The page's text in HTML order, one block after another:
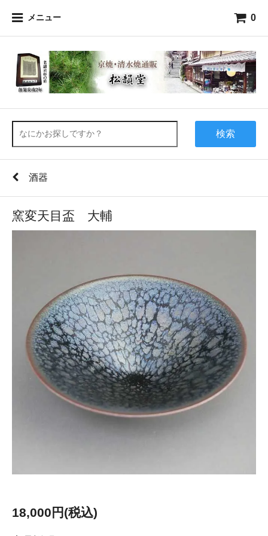
メニュー 0
検索
酒器
窯変天目盃 大輔
18,000円(税込)